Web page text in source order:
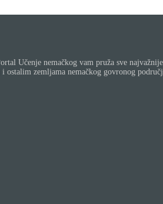
Učenje nemačkog vam pruža sve
zemljama nemačkog govronog